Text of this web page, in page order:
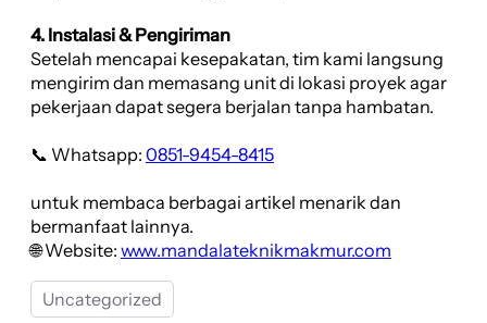
4. Instalasi & Pengiriman
Setelah mencapai kesepakatan, tim kami langsung
mengirim dan memasang unit di lokasi proyek agar
pekerjaan dapat segera berjalan tanpa hambatan.
📞 Whatsapp: 0851-9454-8415
untuk membaca berbagai artikel menarik dan
bermanfaat lainnya.
🌐 Website: www.mandalateknikmakmur.com
Uncategorized